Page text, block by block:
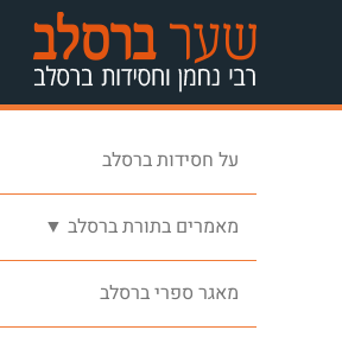
על חסידות ברסלב
מאמרים בתורת ברסלב ▼
מאגר ספרי ברסלב